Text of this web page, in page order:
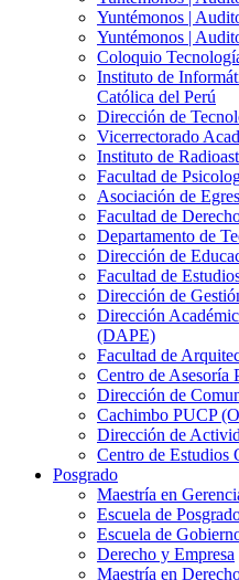
Yuntémonos |
Yuntémonos |
Coloquio
Instituto de
Católica del Perú
Dirección de
Vicerrectorado
Instituto de
Facultad de
Asociación de
Facultad de
Departamento de
Dirección de
Facultad de
Dirección de
Dirección
(DAPE)
Facultad de
Centro de Asesoría
Dirección de
Cachimbo PUCP
Dirección de
Centro de Estudios
Posgrado
Maestría en
Escuela de
Escuela de
Derecho y Empresa
Maestría en